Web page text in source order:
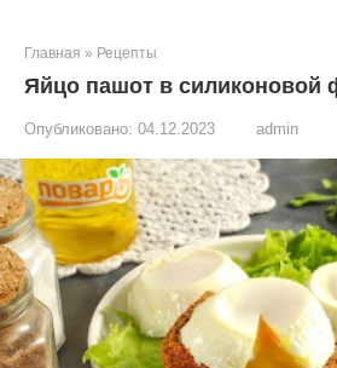
Главная » Рецепты
Яйцо пашот в силиконовой
Опубликовано: 04.12.2023 admin